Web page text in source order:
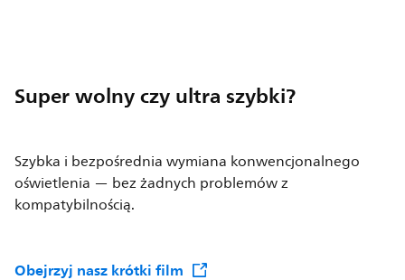
Super wolny czy ultra szybki?
Szybka i bezpośrednia wymiana konwencjonalnego
oświetlenia — bez żadnych problemów z
kompatybilnością.
Obejrzyj nasz krótki film